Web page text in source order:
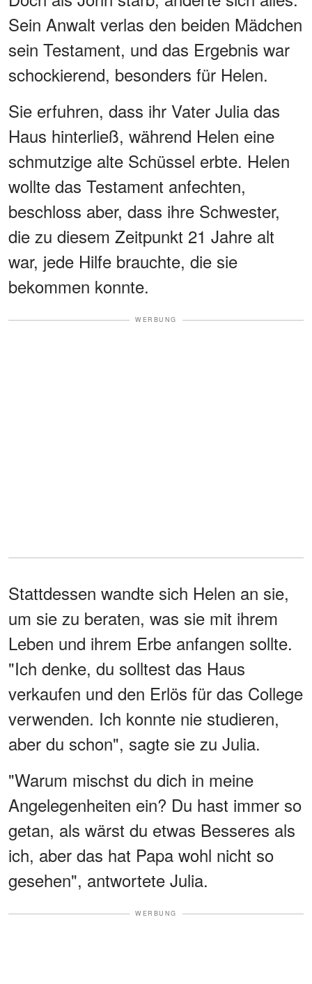
Sein Anwalt verlas den beiden Mädchen
sein Testament, und das Ergebnis war
schockierend, besonders für Helen.
Sie erfuhren, dass ihr Vater Julia das
Haus hinterließ, während Helen eine
schmutzige alte Schüssel erbte. Helen
wollte das Testament anfechten,
beschloss aber, dass ihre Schwester,
die zu diesem Zeitpunkt 21 Jahre alt
war, jede Hilfe brauchte, die sie
bekommen konnte.
WERBUNG
Stattdessen wandte sich Helen an sie,
um sie zu beraten, was sie mit ihrem
Leben und ihrem Erbe anfangen sollte.
"Ich denke, du solltest das Haus
verkaufen und den Erlös für das College
verwenden. Ich konnte nie studieren,
aber du schon", sagte sie zu Julia.
"Warum mischst du dich in meine
Angelegenheiten ein? Du hast immer so
getan, als wärst du etwas Besseres als
ich, aber das hat Papa wohl nicht so
gesehen", antwortete Julia.
WERBUNG